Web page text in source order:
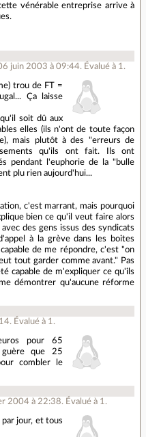
vénérable entreprise arrive à
juin 2003 à 09:44. Évalué à 1 .
trou de FT =
Ça laisse
soit dû aux
elles (ils n'ont de toute façon
mais plutôt à des "erreurs de
qu'ils ont fait. Ils ont
pendant l'euphorie de la "bulle
plu rien aujourd'hui...
c'est marrant, mais pourquoi
bien ce qu'il veut faire alors
des gens issus des syndicats
à la grève dans les boites
de me répondre, c'est "on
tout garder comme avant." Pas
capable de m'expliquer ce qu'ils
démontrer qu'aucune réforme
. Évalué à 1 .
pour 65
que 25
combler le
2004 à 22:38. Évalué à 1 .
jour, et tous